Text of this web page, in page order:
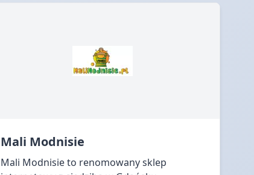
Mali Modnisie
Mali Modnisie to renomowany sklep